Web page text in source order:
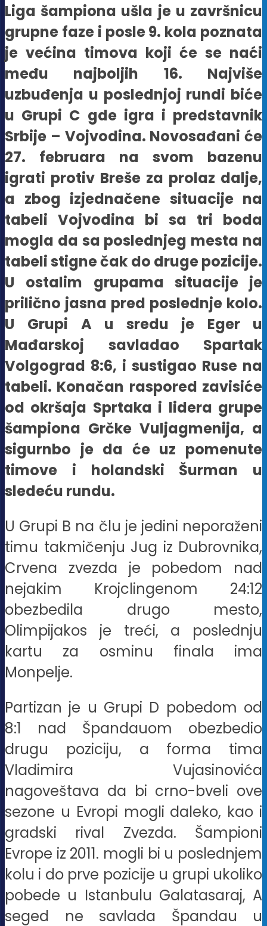
Liga šampiona ušla je u završnicu
grupne faze i posle 9. kola poznata
je većina timova koji će se naći
među najboljih 16. Najviše
uzbuđenja u poslednjoj rundi biće
u Grupi C gde igra i predstavnik
Srbije – Vojvodina. Novosađani će
27. februara na svom bazenu
igrati protiv Breše za prolaz dalje,
a zbog izjednačene situacije na
tabeli Vojvodina bi sa tri boda
mogla da sa poslednjeg mesta na
tabeli stigne čak do druge pozicije.
U ostalim grupama situacije je
prilično jasna pred poslednje kolo.
U Grupi A u sredu je Eger u
Mađarskoj savladao Spartak
Volgograd 8:6, i sustigao Ruse na
tabeli. Konačan raspored zavisiće
od okršaja Sprtaka i lidera grupe
šampiona Grčke Vuljagmenija, a
sigurnbo je da će uz pomenute
timove i holandski Šurman u
sledeću rundu.
U Grupi B na člu je jedini neporaženi
timu takmičenju Jug iz Dubrovnika,
Crvena zvezda je pobedom nad
nejakim Krojclingenom 24:12
obezbedila drugo mesto,
Olimpijakos je treći, a poslednju
kartu za osminu finala ima
Monpelje.
Partizan je u Grupi D pobedom od
8:1 nad Špandauom obezbedio
drugu poziciju, a forma tima
Vladimira Vujasinovića
nagoveštava da bi crno-bveli ove
sezone u Evropi mogli daleko, kao i
gradski rival Zvezda. Šampioni
Evrope iz 2011. mogli bi u poslednjem
kolu i do prve pozicije u grupi ukoliko
pobede u Istanbulu Galatasaraj, A
seged ne savlada Špandau u